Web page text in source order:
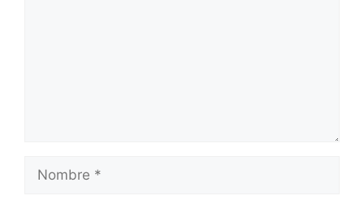
Nombre